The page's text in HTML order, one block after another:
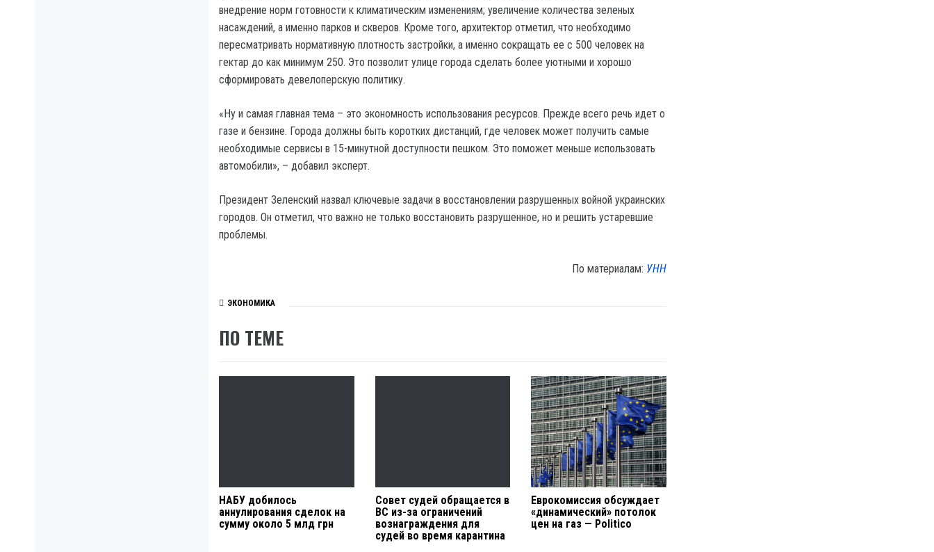
внедрение норм готовности к климатическим изменениям; увеличение количества зеленых
насаждений, а именно парков и скверов. Кроме того, архитектор отметил, что необходимо
пересматривать нормативную плотность застройки, а именно сокращать ее с 500 человек на
гектар до как минимум 250. Это позволит улице города сделать более уютными и хорошо
сформировать девелоперскую политику.
«Ну и самая главная тема – это экономность использования ресурсов. Прежде всего речь идет о
газе и бензине. Города должны быть коротких дистанций, где человек может получить самые
необходимые сервисы в 15-минутной доступности пешком. Это поможет меньше использовать
автомобили», – добавил эксперт.
Президент Зеленский назвал ключевые задачи в восстановлении разрушенных войной украинских
городов. Он отметил, что важно не только восстановить разрушенное, но и решить устаревшие
проблемы.
По материалам: УНН
ЭКОНОМИКА
ПО ТЕМЕ
НАБУ добилось
аннулирования сделок на
сумму около 5 млд грн
Совет судей обращается в
ВС из-за ограничений
вознаграждения для
судей во время карантина
Еврокомиссия обсуждает
«динамический» потолок
цен на газ — Politico